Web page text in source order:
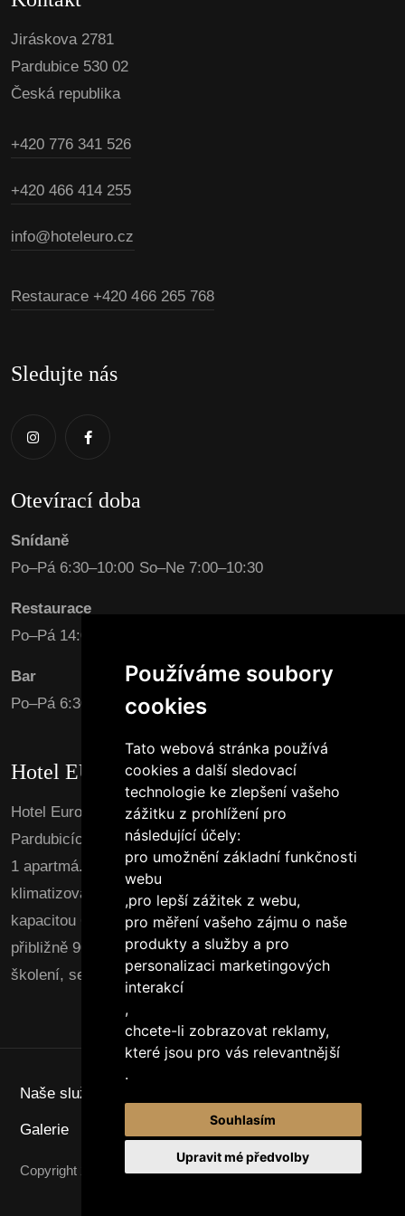
Používáme soubory
cookies
Tato webová stránka používá
cookies a další sledovací
technologie ke zlepšení vašeho
zážitku z prohlížení pro
následující účely:
pro umožnění základní funkčnosti
webu
,pro lepší zážitek z webu,
pro měření vašeho zájmu o naše
produkty a služby a pro
personalizaci marketingových
interakcí
,
chcete-li zobrazovat reklamy,
které jsou pro vás relevantnější
.
Souhlasím
Upravit mé předvolby
Jiráskova 2781
Pardubice 530 02
Česká republika
+420 776 341 526
+420 466 414 255
info@hoteleuro.cz
Restaurace +420 466 265 768
Sledujte nás
Otevírací doba
Snídaně
Po–Pá 6:30–10:00 So–Ne 7:00–10:30
Restaurace
Po–Pá 14:00–22:00 So–Ne 15:00–22:00
Bar
Po–Pá 6:30–23:00 So–Ne 7:00–11:00 / 15:00-23:00
Hotel EURO Pardubice
Hotel Euro Vám nabízí prvotřídní ubytování v
Pardubicích se službami v 63 dvoulůžkových pokojích a
1 apartmá. Všechny pokoje jsou
klimatizované. Součástí hotelu je stylová restaurace s
kapacitou 60 míst a prostorný konferenční sál pro
přibližně 90 osob, ideální pro konference, prezentace,
školení, semináře, nebo společenské akce.
Naše služby
Galerie Kontakt
Copyright 2025 Hotel EURO